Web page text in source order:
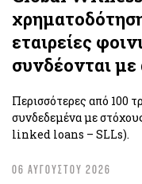
εταιρείες
συνδέονται
Περισσότερες από 100
συνδεδεμένα με
linked loans – SLLs).
06 ΑΥΓΟΥΣΤΟΥ 2026